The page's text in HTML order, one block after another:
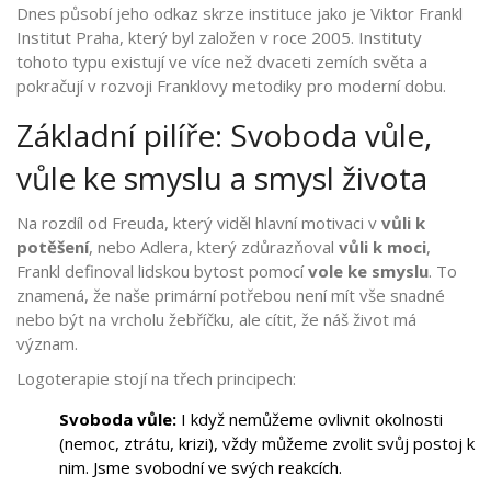
Dnes působí jeho odkaz skrze instituce jako je Viktor Frankl
Institut Praha, který byl založen v roce 2005. Instituty
tohoto typu existují ve více než dvaceti zemích světa a
pokračují v rozvoji Franklovy metodiky pro moderní dobu.
Základní pilíře: Svoboda vůle,
vůle ke smyslu a smysl života
Na rozdíl od Freuda, který viděl hlavní motivaci v vůli k
potěšení, nebo Adlera, který zdůrazňoval vůli k moci,
Frankl definoval lidskou bytost pomocívole ke smyslu. To
znamená, že naše primární potřebou není mít vše snadné
nebo být na vrcholu žebříčku, ale cítit, že náš život má
význam.
Logoterapie stojí na třech principech:
Svoboda vůle: I když nemůžeme ovlivnit okolnosti
(nemoc, ztrátu, krizi), vždy můžeme zvolit svůj postoj k
nim. Jsme svobodní ve svých reakcích.